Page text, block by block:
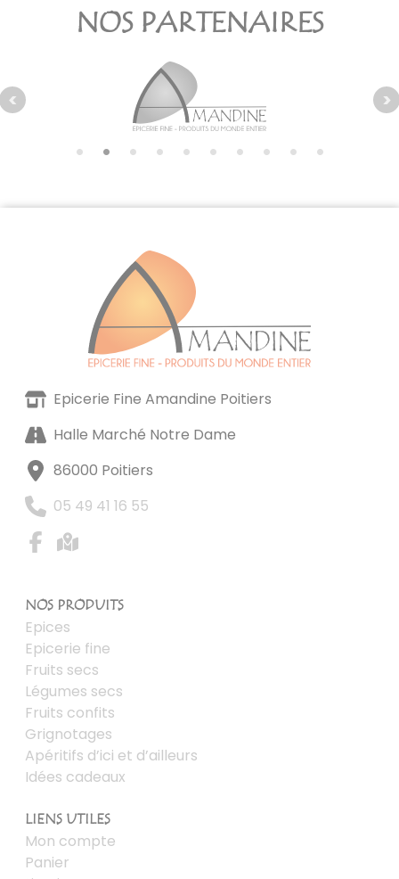
NOS PARTENAIRES
Epicerie Fine Amandine Poitiers
Halle Marché Notre Dame
86000 Poitiers
05 49 41 16 55
NOS PRODUITS
Epices
Epicerie fine
Fruits secs
Légumes secs
Fruits confits
Grignotages
Apéritifs d’ici et d’ailleurs
Idées cadeaux
LIENS UTILES
Mon compte
Panier